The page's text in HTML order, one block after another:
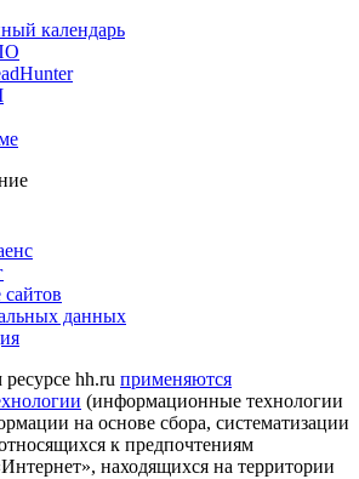
календарь
данных
hh.ru применяются
(информационные технологии
на основе сбора, систематизации
к предпочтениям
находящихся на территории